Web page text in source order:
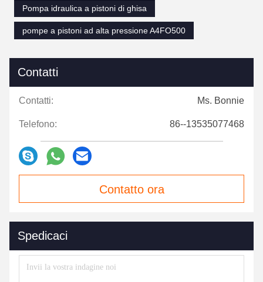
Pompa idraulica a pistoni di ghisa
pompe a pistoni ad alta pressione A4FO500
Contatti
Contatti: Ms. Bonnie
Telefono: 86--13535077468
Contatto ora
Spedicaci